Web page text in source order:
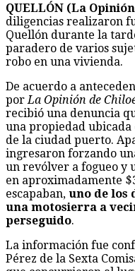
QUELLÓN (La
diligencias realizaron
Quellón durante la
paradero de varios
robo en una vivienda.
De acuerdo a
porLa Opinión de
recibió una denuncia
una propiedad ubicada
de la ciudad puerto.
ingresaron forzando
un revólver a fogueo y
en aproximadamente
escapaban, uno de los
una motosierra a
perseguido.
La información fue
Pérez de la Sexta